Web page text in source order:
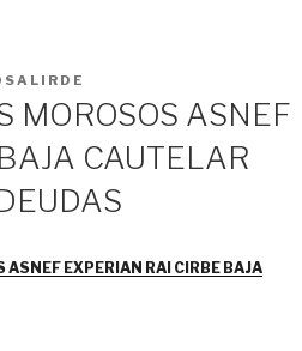
MOROSOS ASNEF
CAUTELAR
EXPERIAN RAI CIRBE BAJA